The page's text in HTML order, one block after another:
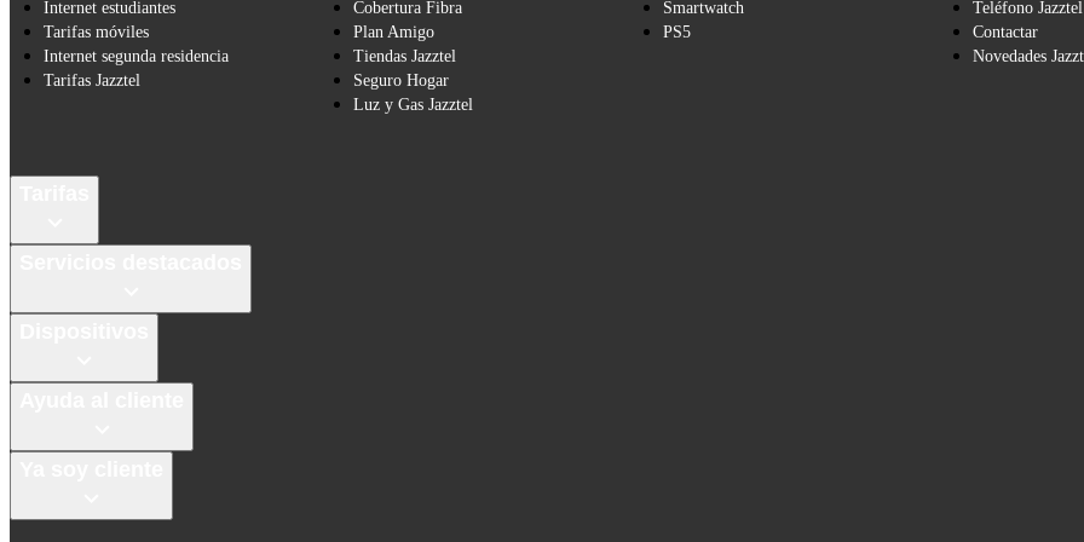
Internet estudiantes
Tarifas móviles
Internet segunda residencia
Tarifas Jazztel
Cobertura Fibra
Plan Amigo
Tiendas Jazztel
Seguro Hogar
Luz y Gas Jazztel
Smartwatch
PS5
Teléfono Jazztel
Contactar
Novedades